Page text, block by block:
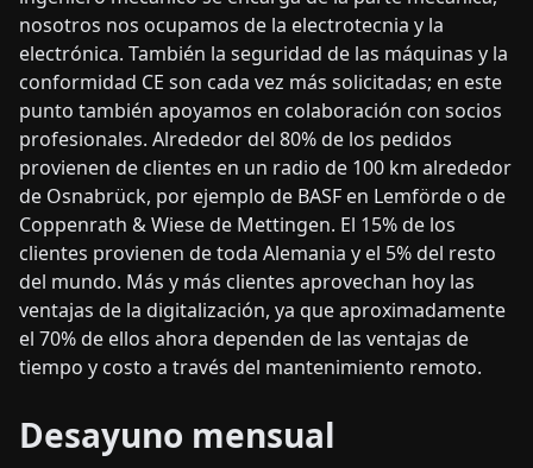
nosotros nos ocupamos de la electrotecnia y la
electrónica. También la seguridad de las máquinas y la
conformidad CE son cada vez más solicitadas; en este
punto también apoyamos en colaboración con socios
profesionales. Alrededor del 80% de los pedidos
provienen de clientes en un radio de 100 km alrededor
de Osnabrück, por ejemplo de BASF en Lemförde o de
Coppenrath & Wiese de Mettingen. El 15% de los
clientes provienen de toda Alemania y el 5% del resto
del mundo. Más y más clientes aprovechan hoy las
ventajas de la digitalización, ya que aproximadamente
el 70% de ellos ahora dependen de las ventajas de
tiempo y costo a través del mantenimiento remoto.
Desayuno mensual